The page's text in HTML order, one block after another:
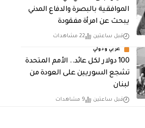
الموافقية بالبصرة والدفاع المدني
يبحث عن امرأة مفقودة
قبل ساعتين 22 مشاهدات
عربي ودولي
100 دولار لكل عائد.. الأمم المتحدة
تشجع السوريين على العودة من
لبنان
قبل ساعتين 9 مشاهدات